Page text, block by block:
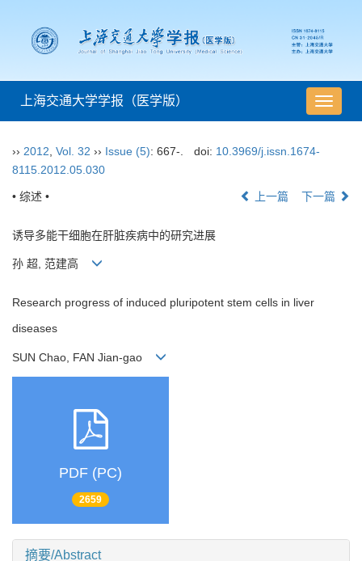
导
航
上海交通大学学报（医学版）
›› 2012 Vol. 32 ›› Issue (5): 667-. doi: 10.3969/j.issn.1674-
8115.2012.05.030
• 综述 • 上一篇 下一篇
诱导多能干细胞在肝脏疾病中的研究进展
孙 超, 范建高
Research progress of induced pluripotent stem cells in liver
diseases
SUN Chao, FAN Jian-gao
PDF (PC)
2659
摘要/Abstract